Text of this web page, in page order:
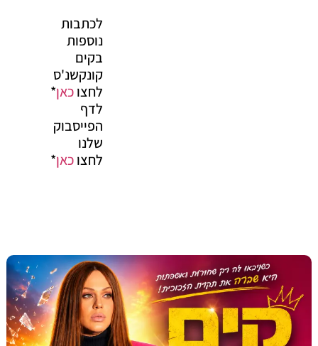
לכתבות
נוספות
בקים
קונקשנ'ס
לחצוכאן*
הפייסבוק
לחצוכאן*